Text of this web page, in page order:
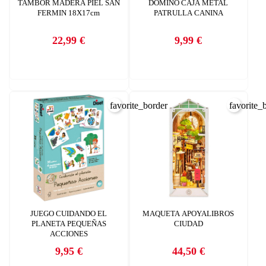
TAMBOR MADERA PIEL SAN
FERMIN 18X17cm
Precio
22,99 €
DOMINO CAJA METAL
PATRULLA CANINA
Precio
9,99 €
JUEGO CUIDANDO EL
PLANETA PEQUEÑAS
ACCIONES
Precio
9,95 €
favorite_border
MAQUETA APOYALIBROS
CIUDAD
Precio
44,50 €
CANCELAR